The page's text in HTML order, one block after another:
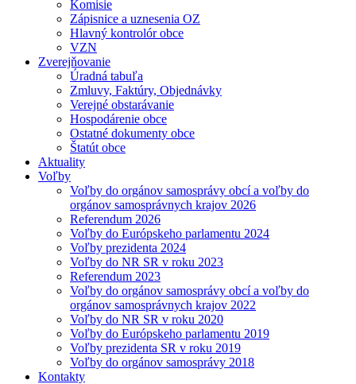
Komisie
Zápisnice a uznesenia OZ
Hlavný kontrolór obce
VZN
Zverejňovanie
Úradná tabuľa
Zmluvy, Faktúry, Objednávky
Verejné obstarávanie
Hospodárenie obce
Ostatné dokumenty obce
Štatút obce
Aktuality
Voľby
Voľby do orgánov samosprávy obcí a voľby do
orgánov samosprávnych krajov 2026
Referendum 2026
Voľby do Európskeho parlamentu 2024
Voľby prezidenta 2024
Voľby do NR SR v roku 2023
Referendum 2023
Voľby do orgánov samosprávy obcí a voľby do
orgánov samosprávnych krajov 2022
Voľby do NR SR v roku 2020
Voľby do Európskeho parlamentu 2019
Voľby prezidenta SR v roku 2019
Voľby do orgánov samosprávy 2018
Kontakty